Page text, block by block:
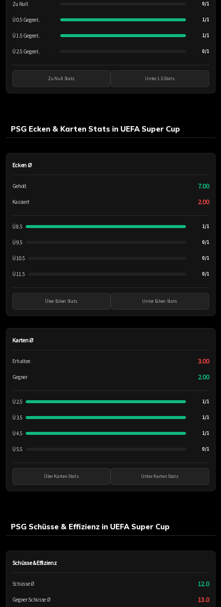
Zu Null 0/1
Ü 0.5 Gegent. 1/1
Ü 1.5 Gegent. 1/1
Ü 2.5 Gegent. 0/1
Zu Null Stats Unter 1.5 Stats
PSG Ecken & Karten Stats in UEFA Super Cup
Ecken Ø
Geholt 7.00
Kassiert 2.00
Ü 8.5 1/1
Ü 9.5 0/1
Ü 10.5 0/1
Ü 11.5 0/1
Über Ecken Stats Unter Ecken Stats
Karten Ø
Erhalten 3.00
Gegner 2.00
Ü 2.5 1/1
Ü 3.5 1/1
Ü 4.5 1/1
Ü 5.5 0/1
Über Karten Stats Unter Karten Stats
PSG Schüsse & Effizienz in UEFA Super Cup
Schüsse & Effizienz
Schüsse Ø 12.0
Gegner Schüsse Ø 13.0